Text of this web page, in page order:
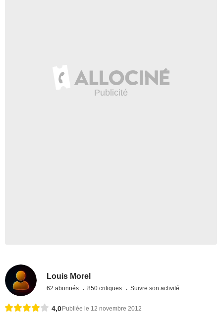
Louis Morel
62 abonnés 850 critiques Suivre son activité
4,0 Publiée le 12 novembre 2012